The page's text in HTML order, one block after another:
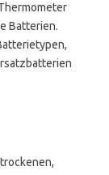
Batterien.